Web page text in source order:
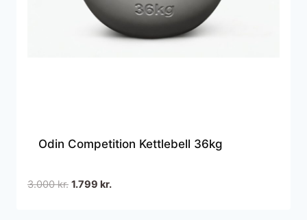
Odin Competition Kettlebell 36kg
3.000kr. Den
1.799 kr.Den